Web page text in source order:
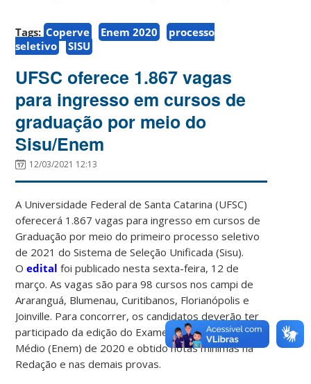
Tags: Coperve Enem 2020
processo
seletivo
SISU
UFSC oferece 1.867 vagas
para ingresso em cursos de
graduação por meio do
Sisu/Enem
12/03/2021 12:13
A Universidade Federal de Santa Catarina (UFSC)
oferecerá 1.867 vagas para ingresso em cursos de
Graduação por meio do primeiro processo seletivo
de 2021 do Sistema de Seleção Unificada (Sisu).
Oeditalfoi publicado nesta sexta-feira, 12 de
março. As vagas são para 98 cursos nos campi de
Araranguá, Blumenau, Curitibanos, Florianópolis e
Joinville. Para concorrer, os candidatos deverão ter
participado da edição do Exame Nacional de Ensino
Médio (Enem) de 2020 e obtido notas mínimas na
Redação e nas demais provas.